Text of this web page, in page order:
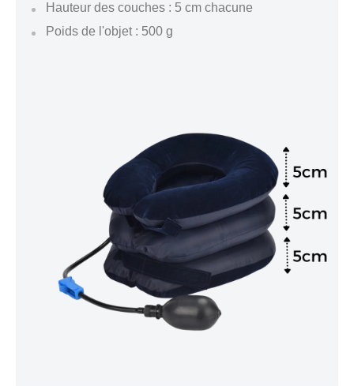
Hauteur des couches : 5 cm chacune
Poids de l'objet : 500 g